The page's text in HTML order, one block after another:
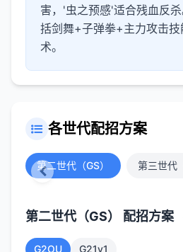
害，'虫之预感'适合残血反
括剑舞+子弹拳+主力攻击
术。
各世代配招方案
第二世代（GS） 第三世代
第二世代（GS） 配招方案
G2OU G21v1